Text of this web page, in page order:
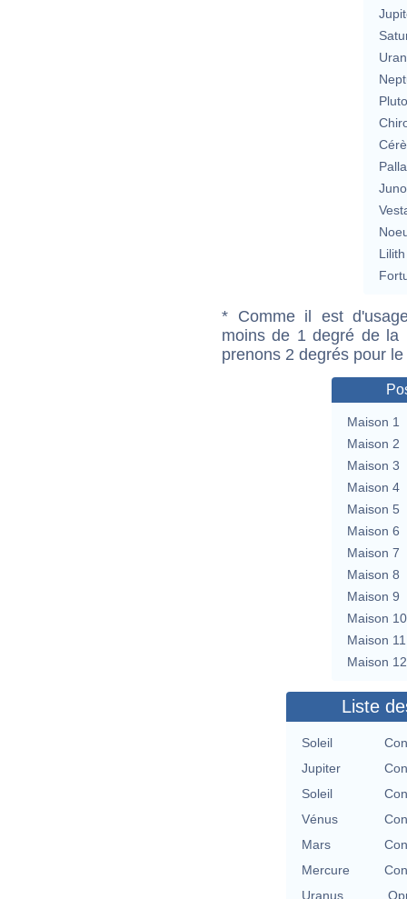
Lilith
* Comme il est
moins de 1 degré de la
prenons 2 degrés pour
Maison 1
Maison 2
Maison 3
Maison 4
Maison 5
Maison 6
Maison 7
Maison 8
Maison 9
Maison 10
Maison 11
Maison 12
Liste
Soleil
Jupiter
Soleil
Vénus
Mars
Mercure
Uranus